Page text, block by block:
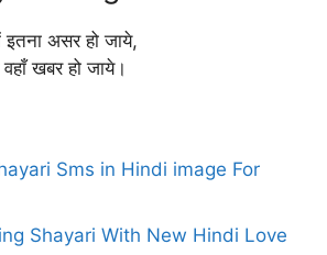
असर हो जाये,
खबर हो जाये।
Sms in Hindi image For
Shayari With New Hindi Love